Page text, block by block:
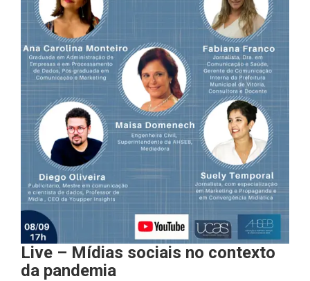
Live – Mídias sociais no contexto
da pandemia